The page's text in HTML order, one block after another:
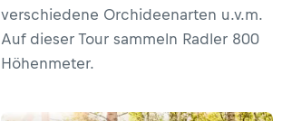
verschiedene Orchideenarten u.v.m.
Auf dieser Tour sammeln Radler 800
Höhenmeter.